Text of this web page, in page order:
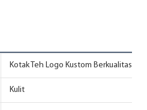
Kotak Teh Logo Kustom Berkualitas
Kulit